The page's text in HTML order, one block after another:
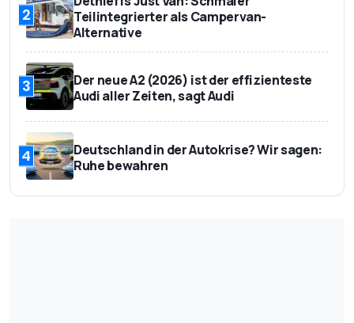
2
Teilintegrierter als Campervan-
Alternative
3
Der neue A2 (2026) ist der effizienteste
Audi aller Zeiten, sagt Audi
4
Deutschland in der Autokrise? Wir sagen:
Ruhe bewahren